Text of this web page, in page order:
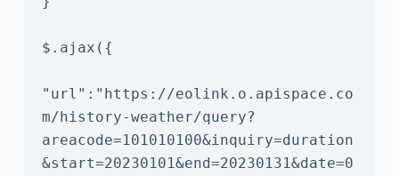
$.ajax({
"url":"https://eolink.o.apispace.co
m/history-weather/query?
areacode=101010100&inquiry=duration
&start=20230101&end=20230131&date=0